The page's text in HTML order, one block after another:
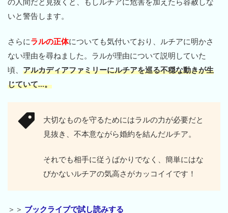
いと警告します。
さらにラルの正体についても気付いており、ルチアに明かさ
ない理由を尋ねました。ラルが理由について説明していた
頃、 アルカディアファミリーにルチアを巡る不穏な動きが生
じていて…。
大切なものを守るためにはラルの力が必要だと
見抜き、不本意ながら婚約を結んだルチア。
それでも相手に従うばかりでなく、簡単にはな
びかないルチアの気高さがカッコイイです！
＞＞ ブックライブで試し読みする